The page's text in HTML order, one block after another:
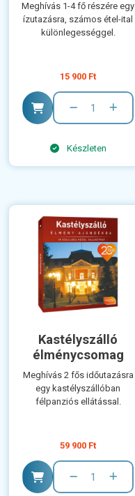
Meghívás 1-4 fő részére egy
ízutazásra, számos étel-ital
különlegességgel.
15 900 Ft
Készleten
Kastélyszálló
élménycsomag
Meghívás 2 fős időutazásra
egy kastélyszállóban
félpanziós ellátással.
59 900 Ft